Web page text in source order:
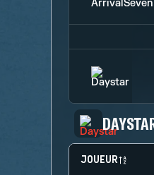
JOUEUR